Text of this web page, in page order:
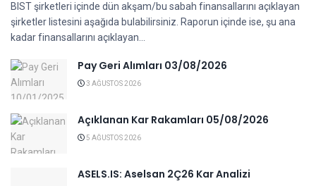
BIST şirketleri içinde dün akşam/bu sabah finansallarını açıklayan
şirketler listesini aşağıda bulabilirsiniz. Raporun içinde ise, şu ana
kadar finansallarını açıklayan...
Pay Geri Alımları 03/08/2026
3 AĞUSTOS 2026
Açıklanan Kar Rakamları 05/08/2026
5 AĞUSTOS 2026
ASELS.IS: Aselsan 2Ç26 Kar Analizi